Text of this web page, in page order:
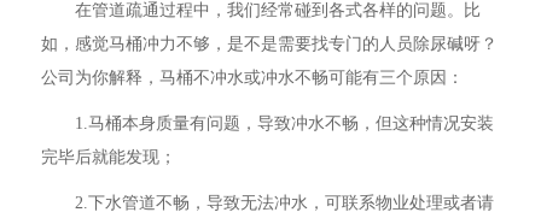
在管道疏通过程中，我们经常碰到各式各样的问题。比
如，感觉马桶冲力不够，是不是需要找专门的人员除尿碱呀？
公司为你解释，马桶不冲水或冲水不畅可能有三个原因：
1.马桶本身质量有问题，导致冲水不畅，但这种情况安装
完毕后就能发现；
2.下水管道不畅，导致无法冲水，可联系物业处理或者请